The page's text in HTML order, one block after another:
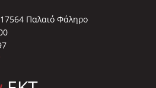
Παλαιό Φάληρο